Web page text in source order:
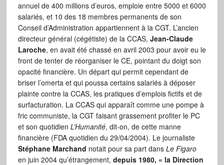
annuel de 400 millions d’euros, emploie entre 5000 et 6000
salariés, et 10 des 18 membres permanents de son
Conseil d’Administration appartiennent à la CGT. L’ancien
directeur général (cégétiste) de la CCAS, Jean-Claude
Laroche, en avait été chassé en avril 2003 pour avoir eu le
front de tenter de réorganiser le CE, pointant du doigt son
opacité financière. Un départ qui permit cependant de
briser l’omerta et qui poussa certains salariés à déposer
plainte contre la CCAS, les pratiques d’emplois fictifs et de
surfacturation. La CCAS qui apparaît comme une pompe à
fric communiste, la CGT faisant grassement profiter le PC
et son quotidien L’Humanité, dit-on, de cette manne
financière (FDA quotidien du 29/04/2004). Le journaliste
Stéphane Marchand notait pour sa part dans Le Figaro
en juin 2004 qu’étrangement, depuis 1980, « la Direction